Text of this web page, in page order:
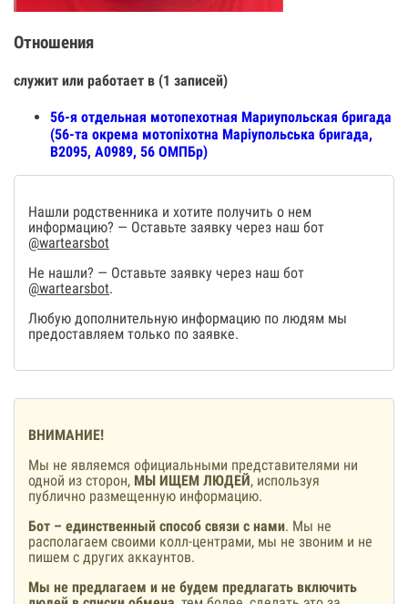
Отношения
служит или работает в (1 записей)
56-я отдельная мотопехотная Мариупольская бригада
(56-та окрема мотопіхотна Маріупольська бригада,
В2095, А0989, 56 ОМПБр)
Нашли родственника и хотите получить о нем
информацию? — Оставьте заявку через наш бот
@wartearsbot
Не нашли? — Оставьте заявку через наш бот
@wartearsbot.
Любую дополнительную информацию по людям мы
предоставляем только по заявке.
ВНИМАНИЕ!
Мы не являемся официальными представителями ни
одной из сторон, МЫ ИЩЕМ ЛЮДЕЙ, используя
публично размещенную информацию.
Бот – единственный способ связи с нами. Мы не
располагаем своими колл-центрами, мы не звоним и не
пишем с других аккаунтов.
Мы не предлагаем и не будем предлагать включить